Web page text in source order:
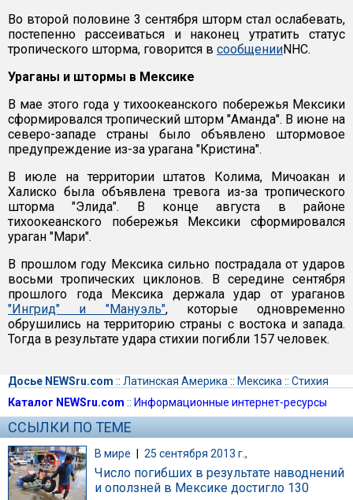
Во второй половине 3 сентября шторм стал ослабевать,
постепенно рассеиваться и наконец утратить статус
тропического шторма, говорится в сообщенииNHC.
Ураганы и штормы в Мексике
В мае этого года у тихоокеанского побережья Мексики
сформировался тропический шторм "Аманда". В июне на
северо-западе страны было объявлено штормовое
предупреждение из-за урагана "Кристина".
В июле на территории штатов Колима, Мичоакан и
Халиско была объявлена тревога из-за тропического
шторма "Элида". В конце августа в районе
тихоокеанского побережья Мексики сформировался
ураган "Мари".
В прошлом году Мексика сильно пострадала от ударов
восьми тропических циклонов. В середине сентября
прошлого года Мексика держала удар от ураганов
"Ингрид" и "Мануэль", которые одновременно
обрушились на территорию страны с востока и запада.
Тогда в результате удара стихии погибли 157 человек.
Досье NEWSru.com :: Латинская Америка :: Мексика :: Стихия
Каталог NEWSru.com :: Информационные интернет-ресурсы
ССЫЛКИ ПО ТЕМЕ
В мире | 25 сентября 2013 г.,
Число погибших в результате наводнений
и оползней в Мексике достигло 130